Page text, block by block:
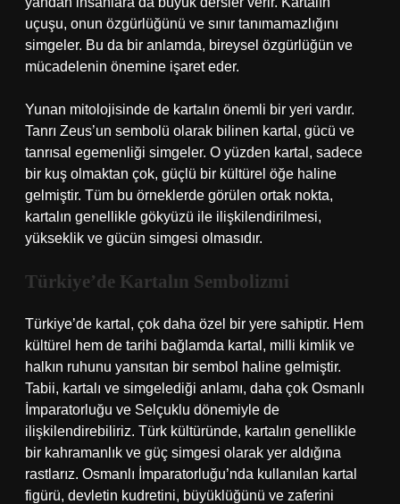
uçuşu, onun özgürlüğünü ve sınır tanımamazlığını
simgeler. Bu da bir anlamda, bireysel özgürlüğün ve
mücadelenin önemine işaret eder.
Yunan mitolojisinde de kartalın önemli bir yeri vardır.
Tanrı Zeus’un sembolü olarak bilinen kartal, gücü ve
tanrısal egemenliği simgeler. O yüzden kartal, sadece
bir kuş olmaktan çok, güçlü bir kültürel öğe haline
gelmiştir. Tüm bu örneklerde görülen ortak nokta,
kartalın genellikle gökyüzü ile ilişkilendirilmesi,
yükseklik ve gücün simgesi olmasıdır.
Türkiye’de Kartalın Sembolizmi
Türkiye’de kartal, çok daha özel bir yere sahiptir. Hem
kültürel hem de tarihi bağlamda kartal, milli kimlik ve
halkın ruhunu yansıtan bir sembol haline gelmiştir.
Tabii, kartalı ve simgelediği anlamı, daha çok Osmanlı
İmparatorluğu ve Selçuklu dönemiyle de
ilişkilendirebiliriz. Türk kültüründe, kartalın genellikle
bir kahramanlık ve güç simgesi olarak yer aldığına
rastlarız. Osmanlı İmparatorluğu’nda kullanılan kartal
figürü, devletin kudretini, büyüklüğünü ve zaferini